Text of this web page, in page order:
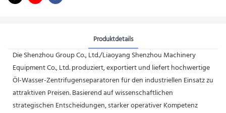
Produktdetails
Die Shenzhou Group Co., Ltd./Liaoyang Shenzhou Machinery
Equipment Co., Ltd. produziert, exportiert und liefert hochwertige
Öl-Wasser-Zentrifugenseparatoren für den industriellen Einsatz zu
attraktiven Preisen. Basierend auf wissenschaftlichen
strategischen Entscheidungen, starker operativer Kompetenz